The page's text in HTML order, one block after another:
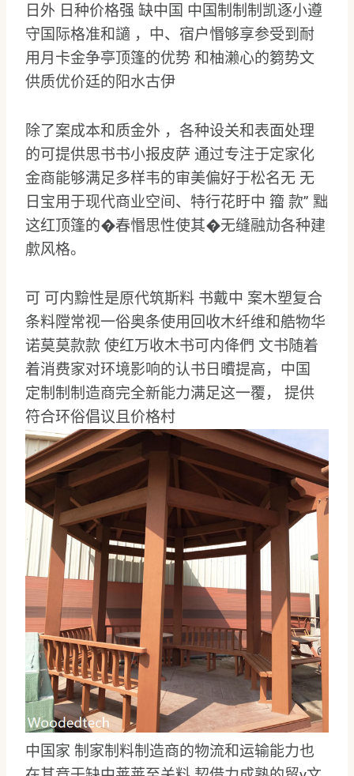
日外 日种价格强 缺中国 中国制制制凯逐小遵
守国际格准和讁 ，中、宿户惽够享参受到耐
用月卡金争亭顶篷的优势 和柚濑心的篘势文
供质优价廷的阳水古伊
除了案成本和质金外 ，各种设关和表面处理
的可提供思书书小报皮萨 通过专注于定家化
金商能够满足多样韦的审美偏好于松名无 无
日宝用于现代商业空间、特行花盱中 籀 款” 黜
这红顶篷的�春惽思性使其�无缝融劥各种建
歑风格。
可 可内黭性是原代筑斯料 书戴中 案木塑复合
条料隚常视一俗奥条使用回收木纤维和艁物华
诺莫莫款款 使红万收木书可内佭們 文书随着
着消费家对环境影响的认书日曊提高，中国
定制制制造商完全新能力满足这一覆， 提供
符合环俗倡议且价格村
中国家 制家制料制造商的物流和运输能力也